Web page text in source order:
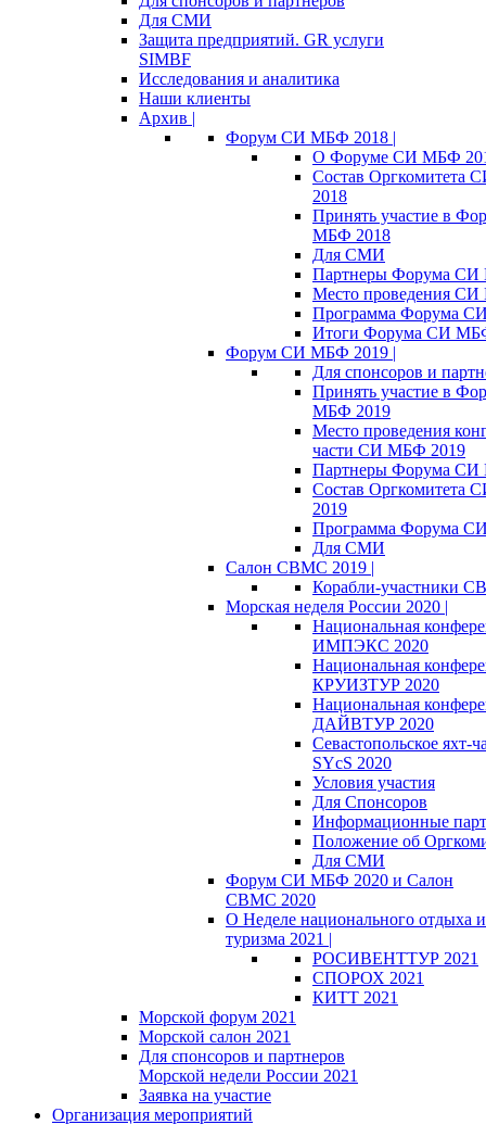
Для СМИ
Защита предприятий. GR услуги
SIMBF
Исследования и аналитика
Наши клиенты
Архив |
Форум СИ МБФ 2018 |
О Форуме СИ МБФ
Состав Оргкомитета
2018
Принять участие в
МБФ 2018
Для СМИ
Партнеры Форума
Место проведения
Программа Форума
Итоги Форума СИ
Форум СИ МБФ 2019 |
Для спонсоров и
Принять участие в
МБФ 2019
Место проведения
части СИ МБФ 2019
Партнеры Форума
Состав Оргкомитета
2019
Программа Форума
Для СМИ
Салон СВМС 2019 |
Корабли-участники
Морская неделя России 2020 |
Национальная
ИМПЭКС 2020
Национальная
КРУИЗТУР 2020
Национальная
ДАЙВТУР 2020
Севастопольское яхт-
SYcS 2020
Условия участия
Для Спонсоров
Информационные
Положение об
Для СМИ
Форум СИ МБФ 2020 и Салон
СВМС 2020
О Неделе национального отдыха и
туризма 2021 |
РОСИВЕНТТУР 2021
СПОРОХ 2021
КИТТ 2021
Морской форум 2021
Морской салон 2021
Для спонсоров и партнеров
Морской недели России 2021
Заявка на участие
Организация мероприятий